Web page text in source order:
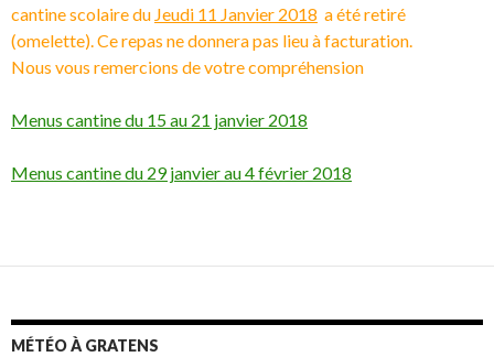
cantine scolaire du Jeudi 11 Janvier 2018 a été retiré
(omelette).Ce repas ne donnera pas lieu à facturation.
Nous vous remercions de votre compréhension
Menus cantine du 15 au 21 janvier 2018
Menus cantine du 29 janvier au 4 février 2018
MÉTÉO À GRATENS